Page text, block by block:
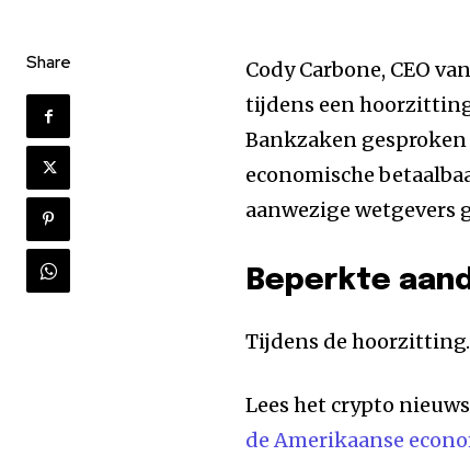
Share
Cody Carbone, CEO
tijdens een
Bankzaken
economische
aanwezige wetgevers
Beperkte
Tijdens de
Lees het crypto
de Amerikaanse